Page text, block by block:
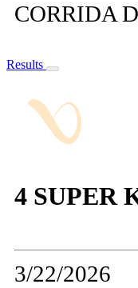
CORRIDA
Results
4 SUPER
3/22/2026